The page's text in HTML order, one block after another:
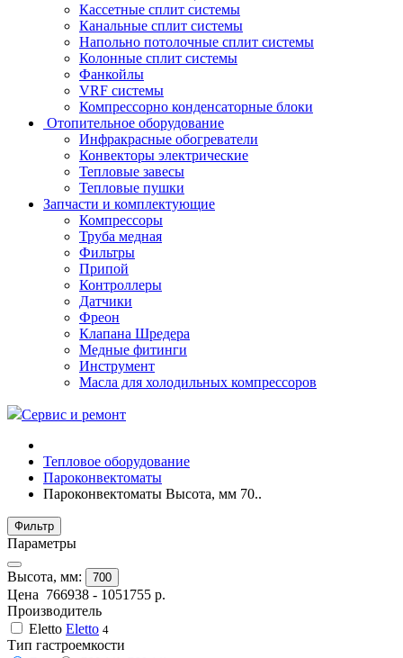
Кассетные сплит системы
Канальные сплит системы
Напольно потолочные сплит системы
Колонные сплит системы
Фанкойлы
VRF системы
Компрессорно конденсаторные блоки
Отопительное оборудование
Инфракрасные обогреватели
Конвекторы электрические
Тепловые завесы
Тепловые пушки
Запчасти и комплектующие
Компрессоры
Труба медная
Фильтры
Припой
Контроллеры
Датчики
Фреон
Клапана Шредера
Медные фитинги
Инструмент
Масла для холодильных компрессоров
Сервис и ремонт
Тепловое оборудование
Пароконвектоматы
Пароконвектоматы Высота, мм 70..
Фильтр
Параметры
Высота, мм: 700
Цена 766938 - 1051755 р.
Производитель
Eletto Eletto 4
Тип гастроемкости